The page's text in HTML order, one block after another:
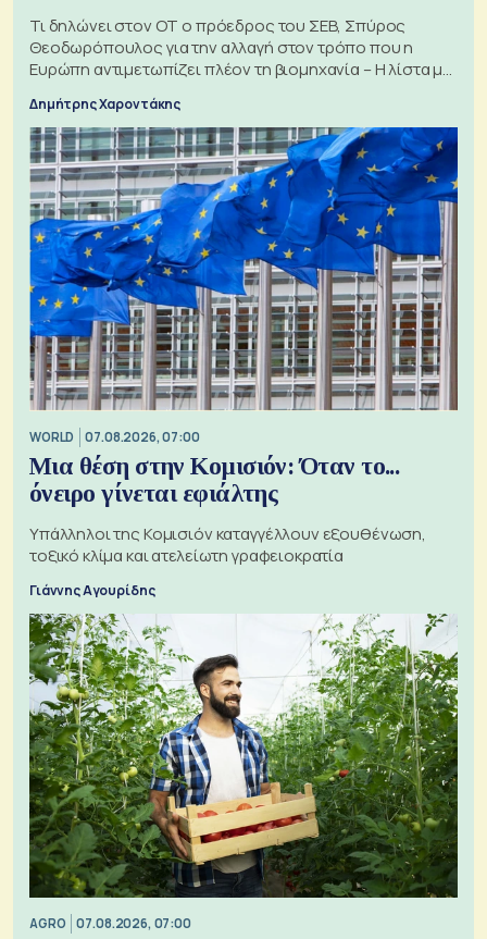
Τι δηλώνει στον ΟΤ ο πρόεδρος του ΣΕΒ, Σπύρος
Θεοδωρόπουλος για την αλλαγή στον τρόπο που η
Ευρώπη αντιμετωπίζει πλέον τη βιομηχανία – Η λίστα με
Δημήτρης Χαροντάκης
WORLD 07.08.2026, 07:00
Μια θέση στην Κομισιόν: Όταν το...
όνειρο γίνεται εφιάλτης
Υπάλληλοι της Κομισιόν καταγγέλλουν εξουθένωση,
τοξικό κλίμα και ατελείωτη γραφειοκρατία
Γιάννης Αγουρίδης
AGRO 07.08.2026, 07:00